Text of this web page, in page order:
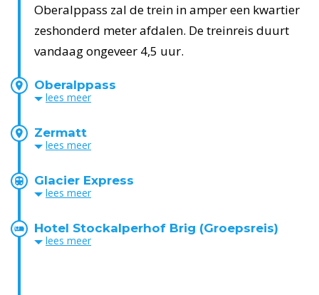
Oberalppass zal de trein in amper een kwartier
zeshonderd meter afdalen. De treinreis duurt
vandaag ongeveer 4,5 uur.
Oberalppass
lees meer
Zermatt
lees meer
Glacier Express
lees meer
Hotel Stockalperhof Brig (Groepsreis)
lees meer